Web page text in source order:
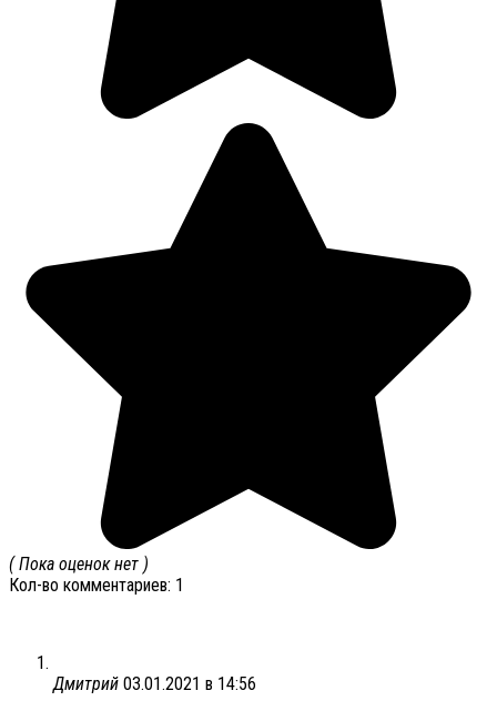
( Пока оценок нет )
Кол-во комментариев: 1
Дмитрий 03.01.2021 в 14:56